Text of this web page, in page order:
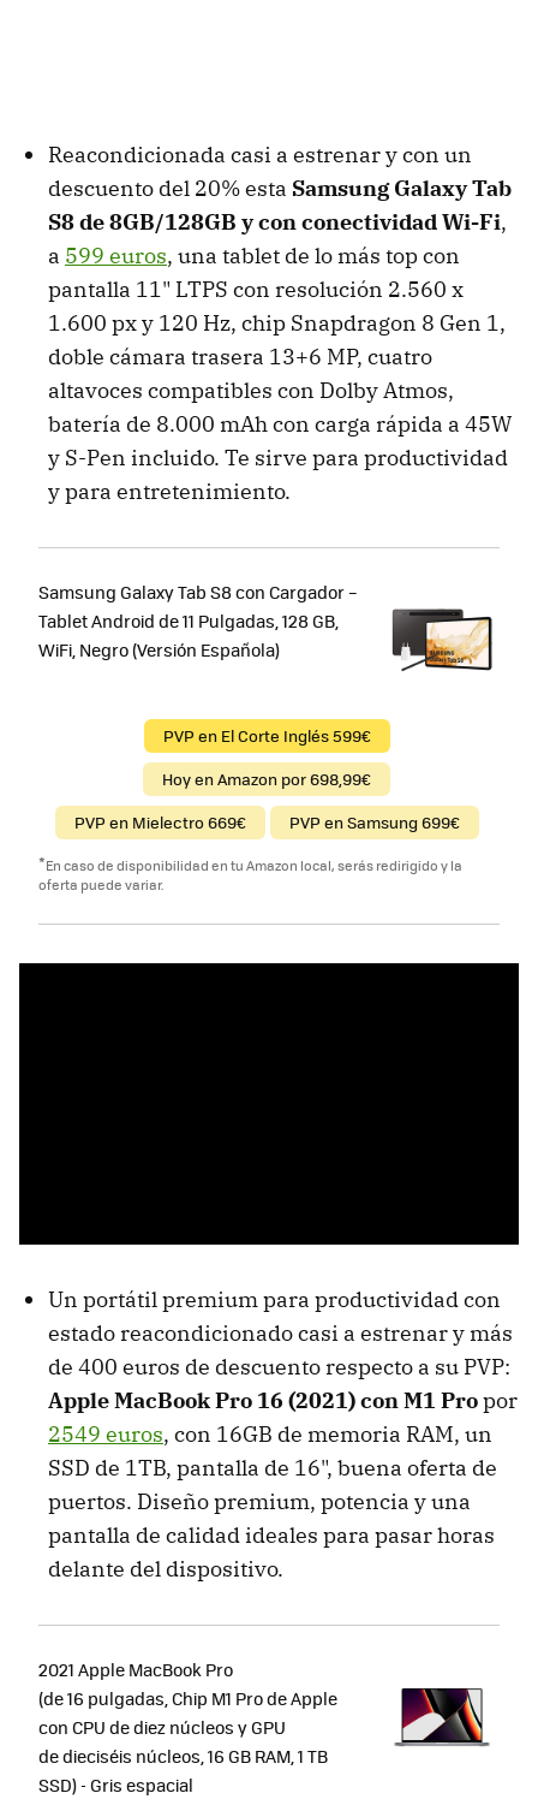
Reacondicionada casi a estrenar y con un
descuento del 20% esta Samsung Galaxy Tab
S8 de 8GB/128GB y con conectividad Wi-Fi,
a 599 euros, una tablet de lo más top con
pantalla 11" LTPS con resolución 2.560 x
1.600 px y 120 Hz, chip Snapdragon 8 Gen 1,
doble cámara trasera 13+6 MP, cuatro
altavoces compatibles con Dolby Atmos,
batería de 8.000 mAh con carga rápida a 45W
y S-Pen incluido. Te sirve para productividad
y para entretenimiento.
Samsung Galaxy Tab S8 con Cargador –
Tablet Android de 11 Pulgadas, 128 GB,
WiFi, Negro (Versión Española)
PVP en El Corte Inglés 599€
Hoy en Amazon por 698,99€
PVP en Mielectro 669€
PVP en Samsung 699€
*En caso de disponibilidad en tu Amazon local, serás redirigido y la
oferta puede variar.
Un portátil premium para productividad con
estado reacondicionado casi a estrenar y más
de 400 euros de descuento respecto a su PVP:
Apple MacBook Pro 16 (2021) con M1 Propor
2549 euros, con 16GB de memoria RAM, un
SSD de 1TB, pantalla de 16", buena oferta de
puertos. Diseño premium, potencia y una
pantalla de calidad ideales para pasar horas
delante del dispositivo.
2021 Apple MacBook Pro
(de 16 pulgadas, Chip M1 Pro de Apple
con CPU de diez núcleos y GPU
de dieciséis núcleos, 16 GB RAM, 1 TB
SSD) - Gris espacial